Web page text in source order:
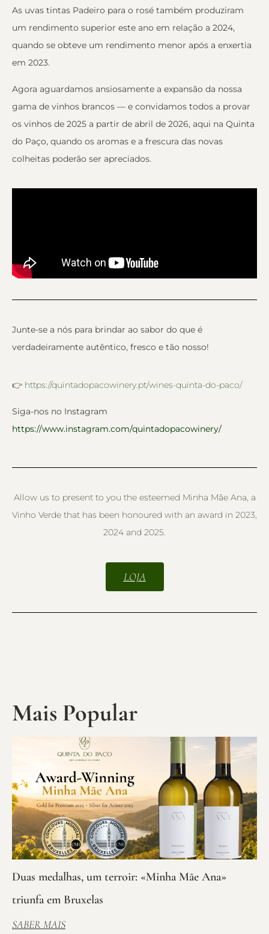
As uvas tintas Padeiro para o rosé também produziram
um rendimento superior este ano em relação a 2024,
quando se obteve um rendimento menor após a enxertia
em 2023.
Agora aguardamos ansiosamente a expansão da nossa
gama de vinhos brancos — e convidamos todos a provar
os vinhos de 2025 a partir de abril de 2026, aqui na Quinta
do Paço, quando os aromas e a frescura das novas
colheitas poderão ser apreciados.
Junte-se a nós para brindar ao sabor do que é
verdadeiramente autêntico, fresco e tão nosso!
👉 https://quintadopacowinery.pt/wines-quinta-do-paco/
Siga-nos no Instagram
https://www.instagram.com/quintadopacowinery/
Allow us to present to you the esteemed Minha Mãe Ana, a
Vinho Verde that has been honoured with an award in 2023,
2024 and 2025.
LOJA
Mais Popular
Duas medalhas, um terroir: «Minha Mãe Ana»
triunfa em Bruxelas
SABER MAIS